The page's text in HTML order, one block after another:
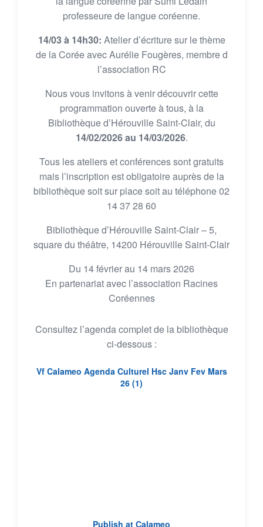
professeure de langue coréenne.
14/03 à 14h30: Atelier d’écriture sur le thème
de la Corée avec Aurélie Fougères, membre d
l’association RC
Nous vous invitons à venir découvrir cette
programmation ouverte à tous, à la
Bibliothèque d’Hérouville Saint-Clair, du
14/02/2026 au 14/03/2026.
Tous les ateliers et conférences sont gratuits
mais l’inscription est obligatoire auprès de la
bibliothèque soit sur place soit au téléphone 02
14 37 28 60
Bibliothèque d’Hérouville Saint-Clair – 5,
square du théâtre, 14200 Hérouville Saint-Clair
Du 14 février au 14 mars 2026
En partenariat avec l’association Racines
Coréennes
Consultez l’agenda complet de la bibliothèque
ci-dessous :
Vf Calameo Agenda Culturel Hsc Janv Fev Mars
26 (1)
Publish at Calameo